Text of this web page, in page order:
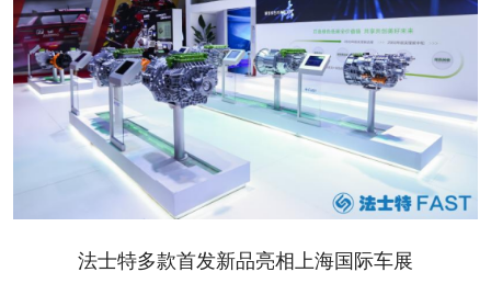
法士特多款首发新品亮相上海国际车展